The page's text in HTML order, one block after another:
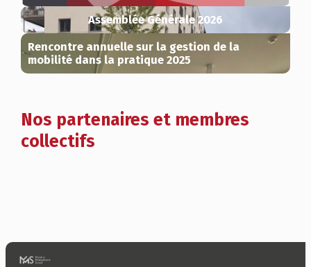
Assemblée Générale 2026
Rencontre annuelle sur la gestion de la
mobilité dans la pratique 2025
Nos partenaires et membres
collectifs